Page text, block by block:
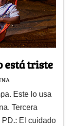
está triste
Este lo usa
Tercera
PD.: El cuidado